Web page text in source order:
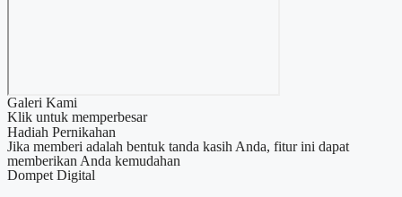
Galeri Kami
Klik untuk memperbesar
Hadiah Pernikahan
Jika memberi adalah bentuk tanda kasih Anda, fitur ini dapat
memberikan Anda kemudahan
Dompet Digital